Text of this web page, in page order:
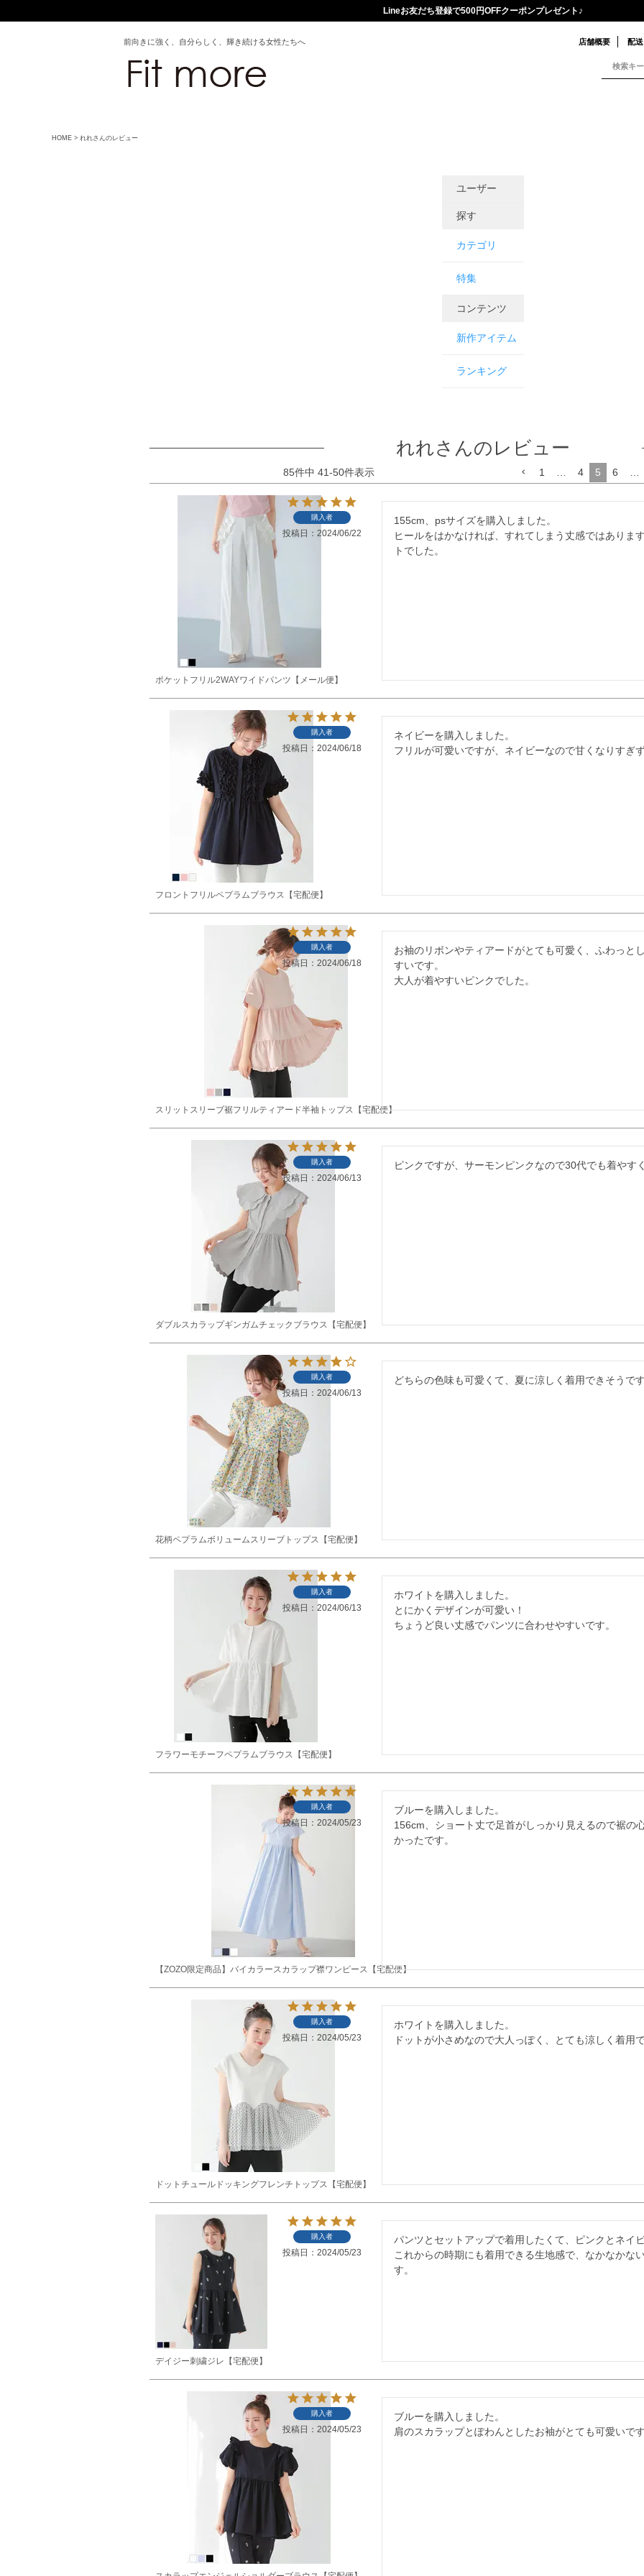
Lineお友だち登録で500円OFFクーポンプレゼント♪
前向きに強く、自分らしく、輝き続ける女性たちへ 店舗概要 配
HOME れれさんのレビュー
ユーザー
探す
カテゴリ
特集
コンテンツ
新作アイテム
ランキング
れれさんのレビュー
85件中 41-50件表示 1 4 5 6
ポケットフリル2WAYワイドパンツ【メール便】
購入者
投稿日 2024/06/22
155cm、psサイズを購入しました。
ヒールをはかなければ、すれてしまう丈感ではありま
トでした。
フロントフリルペプラムブラウス【宅配便】
購入者
投稿日 2024/06/18
ネイビーを購入しました。
フリルが可愛いですが、ネイビーなので甘くなりすぎ
スリットスリーブ裾フリルティアード半袖トップス【宅配便】
購入者
投稿日 2024/06/18
お袖のリボンやティアードがとても可愛く、ふわっと
すいです。
大人が着やすいピンクでした。
ダブルスカラップギンガムチェックブラウス【宅配便】
購入者
投稿日 2024/06/13
ピンクですが、サーモンピンクなので30代でも着やす
花柄ペプラムボリュームスリーブトップス【宅配便】
購入者
投稿日 2024/06/13
どちらの色味も可愛くて、夏に涼しく着用できそうで
フラワーモチーフペプラムブラウス【宅配便】
購入者
投稿日 2024/06/13
ホワイトを購入しました。
とにかくデザインが可愛い！
ちょうど良い丈感でパンツに合わせやすいです。
【ZOZO限定商品】バイカラースカラップ襟ワンピース【宅配便】
購入者
投稿日 2024/05/23
ブルーを購入しました。
156cm、ショート丈で足首がしっかり見えるので裾の
かったです。
ドットチュールドッキングフレンチトップス【宅配便】
購入者
投稿日 2024/05/23
ホワイトを購入しました。
ドットが小さめなので大人っぽく、とても涼しく着用
デイジー刺繍ジレ【宅配便】
購入者
投稿日 2024/05/23
パンツとセットアップで着用したくて、ピンクとネイ
これからの時期にも着用できる生地感で、なかなかな
す。
購入者
投稿日 2024/05/23
ブルーを購入しました。
肩のスカラップとぽわんとしたお袖がとても可愛いで